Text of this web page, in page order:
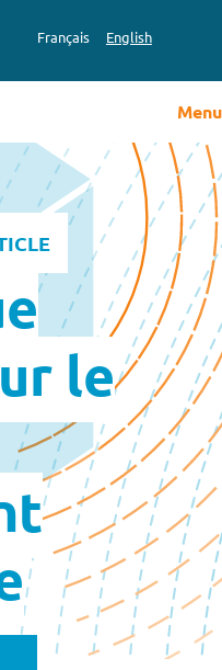
Français English
Menu
le